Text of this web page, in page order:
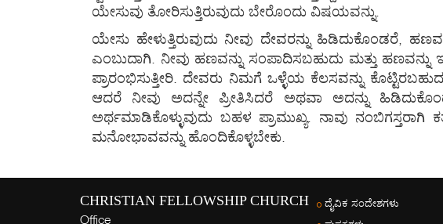
ಯೇಸುವು ತೋರಿಸುತ್ತಿರುವುದು ಬೇರೊಂದು ವಿಷಯವನ್ನು.
ಯೇಸು ಹೇಳುತ್ತಿರುವುದು ನೀವು ದೇವರನ್ನು ಹಿಡಿದುಕೊಂಡರೆ,
ಎಂಬುದಾಗಿ. ನೀವು ಹಣವನ್ನು ಸಂಪಾದಿಸಬಹುದು ಮತ್ತು ಹಣವನ್ನು
ಪ್ರಾರಂಭಿಸುತ್ತೀರಿ. ದೇವರು ನಿಮಗೆ ಒಳ್ಳೆಯ ಕೆಲಸವನ್ನು
ಆದರೆ ನೀವು ಅದನ್ನೇ ಪ್ರೀತಿಸಿದರೆ ಅಥವಾ ಅದನ್ನು
ಅರ್ಥಮಾಡಿಕೊಳ್ಳುವುದು ಬಹಳ ಪ್ರಾಮುಖ್ಯ. ನಾವು
ಮನೋಭಾವವನ್ನು ಹೊಂದಿಕೊಳ್ಳಬೇಕು.
CHRISTIAN FELLOWSHIP CHURCH
Office
ದೈವಿಕ ಸಂದೇಶಗಳು